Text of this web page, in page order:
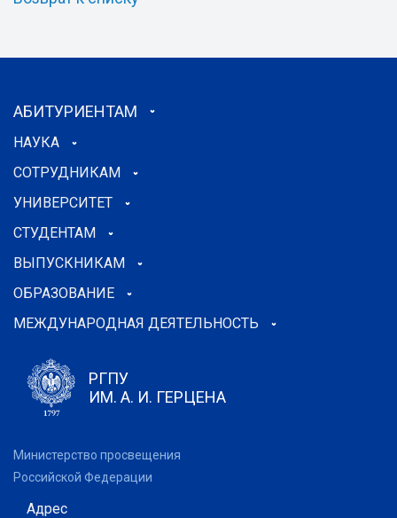
АБИТУРИЕНТАМ
НАУКА
СОТРУДНИКАМ
УНИВЕРСИТЕТ
СТУДЕНТАМ
ВЫПУСКНИКАМ
ОБРАЗОВАНИЕ
МЕЖДУНАРОДНАЯ ДЕЯТЕЛЬНОСТЬ
РГПУ
ИМ. А. И. ГЕРЦЕНА
Министерство просвещения
Российской Федерации
Адрес